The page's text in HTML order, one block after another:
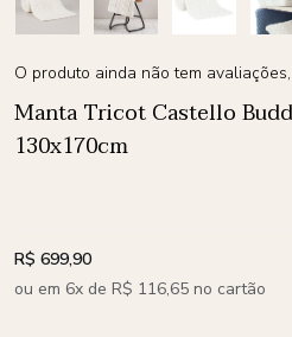
O produto ainda não tem
Manta Tricot Castello
130x170cm
R$ 699,90
ou em 6x de R$ 116,65 no cartão